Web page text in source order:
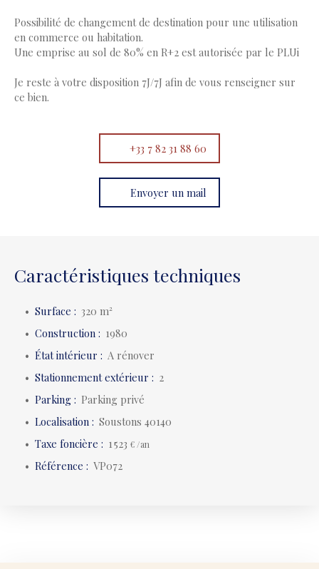
Possibilité de changement de destination pour une utilisation
en commerce ou habitation.
Une emprise au sol de 80% en R+2 est autorisée par le PLUi
Je reste à votre disposition 7J/7J afin de vous renseigner sur
ce bien.
+33 7 82 31 88 60
Envoyer un mail
Caractéristiques techniques
Surface : 320m²
Construction : 1980
État intérieur : A rénover
Stationnement extérieur : 2
Parking : Parking privé
Localisation : Soustons 40140
Taxe foncière : 1 523€ /an
Référence : VP072